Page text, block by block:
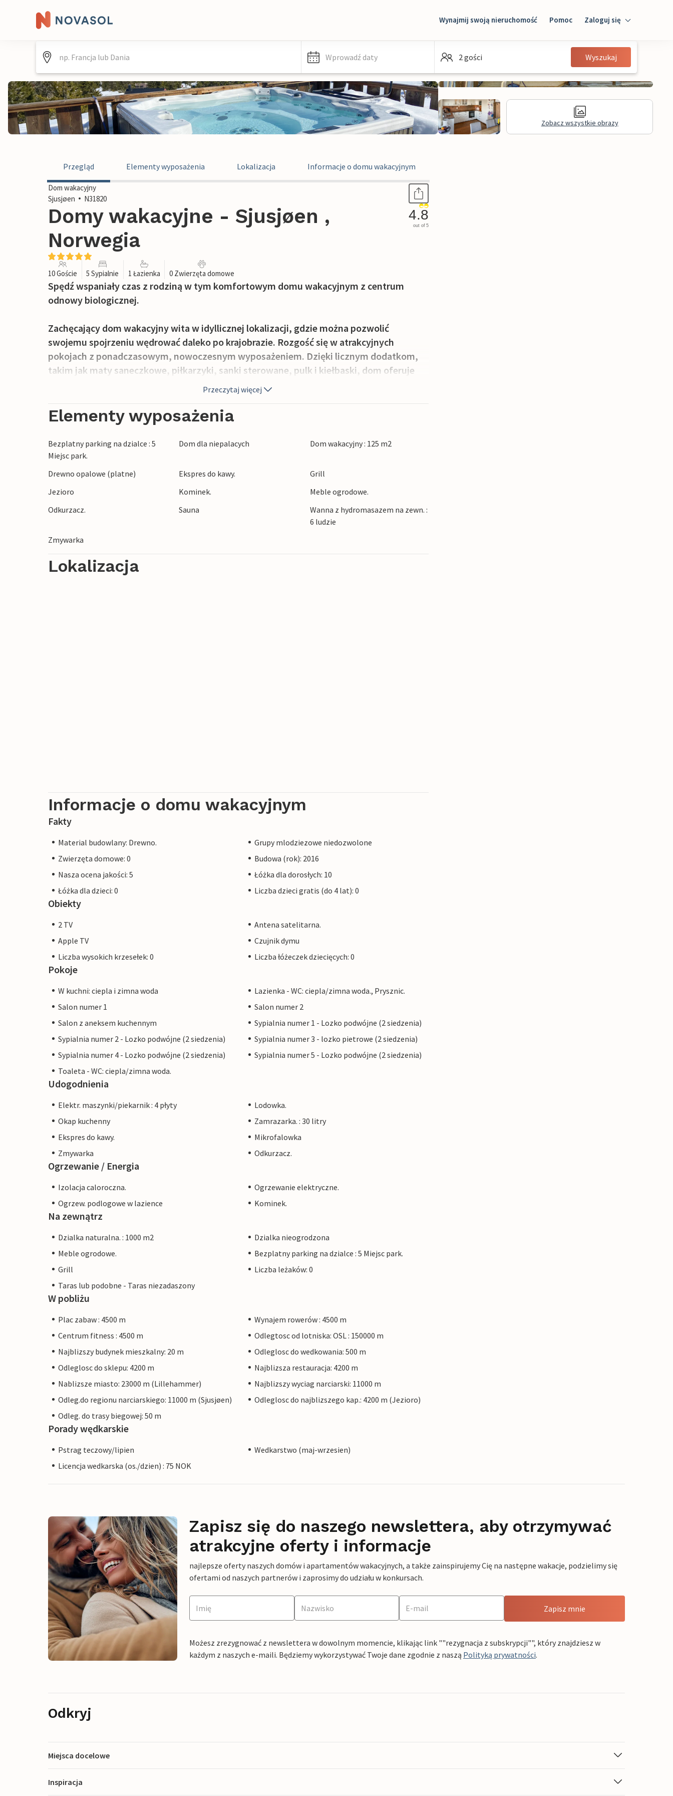
Wynajmij swoją nieruchomość Pomoc Zaloguj się
Zaloguj się
Gość
Wprowadź daty 2 gości Wyszukaj
Zobacz wszystkie obrazy
Przegląd Elementy wyposażenia Lokalizacja Informacje o domu wakacyjnym
Dom wakacyjny
Sjusjøen
N31820
Domy wakacyjne - Sjusjøen ,
Norwegia
4.8
out of 5
10 Goście 5 Sypialnie 1 Łazienka 0 Zwierzęta domowe
Spędź wspaniały czas z rodziną w tym komfortowym domu wakacyjnym z centrum
odnowy biologicznej.
Zachęcający dom wakacyjny wita w idyllicznej lokalizacji, gdzie można pozwolić
swojemu spojrzeniu wędrować daleko po krajobrazie. Rozgość się w atrakcyjnych
pokojach z ponadczasowym, nowoczesnym wyposażeniem. Dzięki licznym dodatkom,
takim jak maty saneczkowe, piłkarzyki, sanki sterowane, pulk i kiełbaski, dom oferuje
wszystkie udogodnienia potrzebne do wspaniałego pobytu! Po aktywnym dniu na łonie
natury można zrelaksować się w saunie. Przestronna sofa zaprasza do relaksu po
przygodach, czekamy na przytulne wieczory przy trzaskającym kominku.
Daj się oczarować wspaniałym widokom na tarasie, a najlepiej wykąp się w wannie z
hydromasażem na świeżym powietrzu.
Latem w okolicy panują doskonałe warunki do uprawiania turystyki pieszej i rowerowej,
a w górach znajduje się wiele łowisk wędkarskich. Zimą można tu doskonale jeździć na
nartach.
Zapraszamy na pobyt w tym przyjaznym rodzinom domu wakacyjnym, który na długo
pozostanie w pamięci.
Przeczytaj więcej
Elementy wyposażenia
Bezplatny parking na dzialce : 5
Miejsc park.
Dom dla niepalacych Dom wakacyjny : 125 m2
Drewno opalowe (platne) Ekspres do kawy.
Grill
Jezioro
Kominek.
Meble ogrodowe.
Odkurzacz.
Sauna
Wanna z hydromasazem na zewn. :
6 ludzie
Zmywarka
Lokalizacja
Informacje o domu wakacyjnym
Fakty
Material budowlany: Drewno.
Grupy mlodziezowe niedozwolone
Zwierzęta domowe: 0
Budowa (rok): 2016
Nasza ocena jakości: 5
Łóżka dla dorosłych: 10
Łóżka dla dzieci: 0
Liczba dzieci gratis (do 4 lat): 0
Obiekty
2 TV
Antena satelitarna.
Apple TV
Czujnik dymu
Liczba wysokich krzesełek: 0
Liczba łóżeczek dziecięcych: 0
Pokoje
W kuchni: ciepla i zimna woda
Lazienka - WC: ciepla/zimna woda., Prysznic.
Salon numer 1
Salon numer 2
Salon z aneksem kuchennym
Sypialnia numer 1 - Lozko podwójne (2 siedzenia)
Sypialnia numer 2 - Lozko podwójne (2 siedzenia)
Sypialnia numer 3 - lozko pietrowe (2 siedzenia)
Sypialnia numer 4 - Lozko podwójne (2 siedzenia)
Sypialnia numer 5 - Lozko podwójne (2 siedzenia)
Toaleta - WC: ciepla/zimna woda.
Udogodnienia
Elektr. maszynki/piekarnik : 4 płyty
Lodowka.
Okap kuchenny
Zamrazarka. : 30 litry
Ekspres do kawy.
Mikrofalowka
Zmywarka
Odkurzacz.
Ogrzewanie / Energia
Izolacja caloroczna.
Ogrzewanie elektryczne.
Ogrzew. podlogowe w lazience
Kominek.
Na zewnątrz
Dzialka naturalna. : 1000 m2
Dzialka nieogrodzona
Meble ogrodowe.
Bezplatny parking na dzialce : 5 Miejsc park.
Grill
Liczba leżaków: 0
Taras lub podobne - Taras niezadaszony
W pobliżu
Plac zabaw : 4500 m
Wynajem rowerów : 4500 m
Centrum fitness : 4500 m
Odlegtosc od lotniska: OSL : 150000 m
Najblizszy budynek mieszkalny: 20 m
Odleglosc do wedkowania: 500 m
Odleglosc do sklepu: 4200 m
Najblizsza restauracja: 4200 m
Nablizsze miasto: 23000 m (Lillehammer)
Najblizszy wyciag narciarski: 11000 m
Odleg.do regionu narciarskiego: 11000 m (Sjusjøen)
Odleglosc do najblizszego kap.: 4200 m (Jezioro)
Odleg. do trasy biegowej: 50 m
Porady wędkarskie
Pstrag teczowy/lipien
Wedkarstwo (maj-wrzesien)
Licencja wedkarska (os./dzien) : 75 NOK
Zapisz się do naszego newslettera, aby otrzymywać
atrakcyjne oferty i informacje
najlepsze oferty naszych domów i apartamentów wakacyjnych, a także zainspirujemy Cię na następne wakacje, podzielimy się
ofertami od naszych partnerów i zaprosimy do udziału w konkursach.
Zapisz mnie
Możesz zrezygnować z newslettera w dowolnym momencie, klikając link ""rezygnacja z subskrypcji"", który znajdziesz w
każdym z naszych e-maili. Będziemy wykorzystywać Twoje dane zgodnie z naszą Polityką prywatności.
Odkryj
Miejsca docelowe
Inspiracja